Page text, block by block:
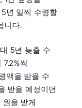
년 일찍 수령할
니다.
5년 늦출 수
씩
액을 받을 수
받을 예정이던
을 받게